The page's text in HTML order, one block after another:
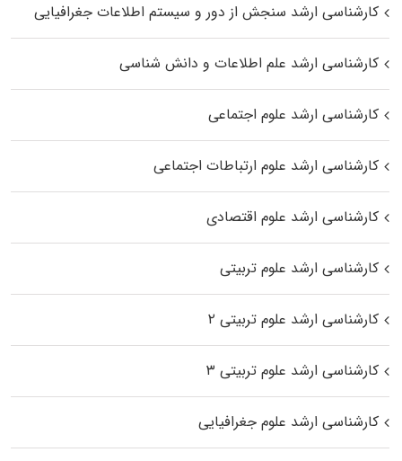
کارشناسی ارشد سنجش از دور و سیستم اطلاعات جغرافیایی
کارشناسی ارشد علم اطلاعات و دانش شناسی
کارشناسی ارشد علوم اجتماعی
کارشناسی ارشد علوم ارتباطات اجتماعی
کارشناسی ارشد علوم اقتصادی
کارشناسی ارشد علوم تربیتی
کارشناسی ارشد علوم تربیتی ۲
کارشناسی ارشد علوم تربیتی ۳
کارشناسی ارشد علوم جغرافیایی